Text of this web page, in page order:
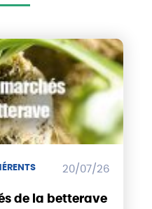
20/07/26
de la betterave